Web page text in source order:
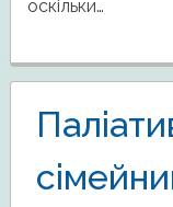
оскільки…